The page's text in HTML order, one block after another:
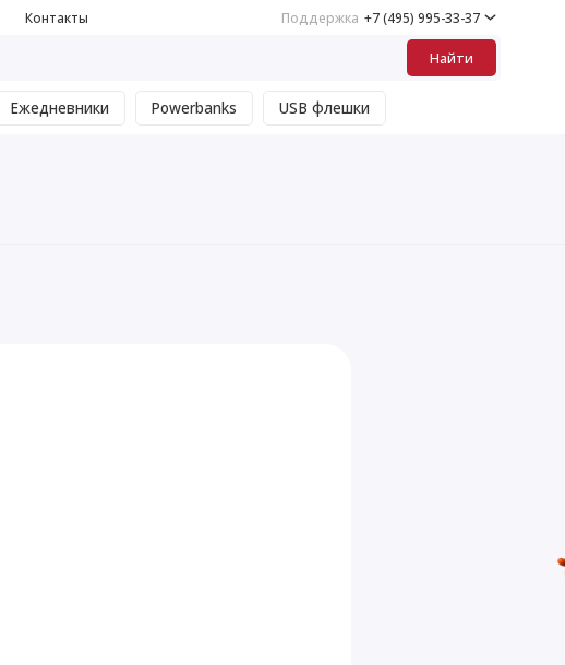
Контакты Поддержка +7 (495) 995-33-37
Найти
Ежедневники Powerbanks USB флешки